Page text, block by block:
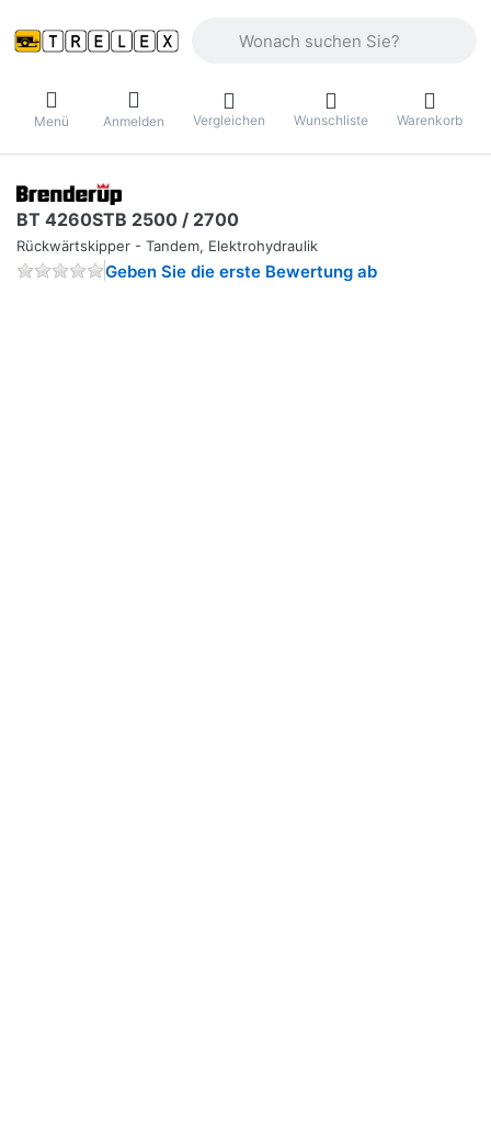
Menü Anmelden Vergleichen Wunschliste Warenkorb
BT 4260STB 2500 / 2700
Rückwärtskipper - Tandem, Elektrohydraulik
Geben Sie die erste Bewertung ab